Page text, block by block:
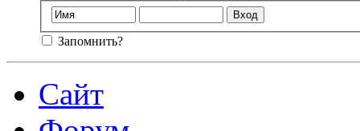
Запомнить?
Сайт